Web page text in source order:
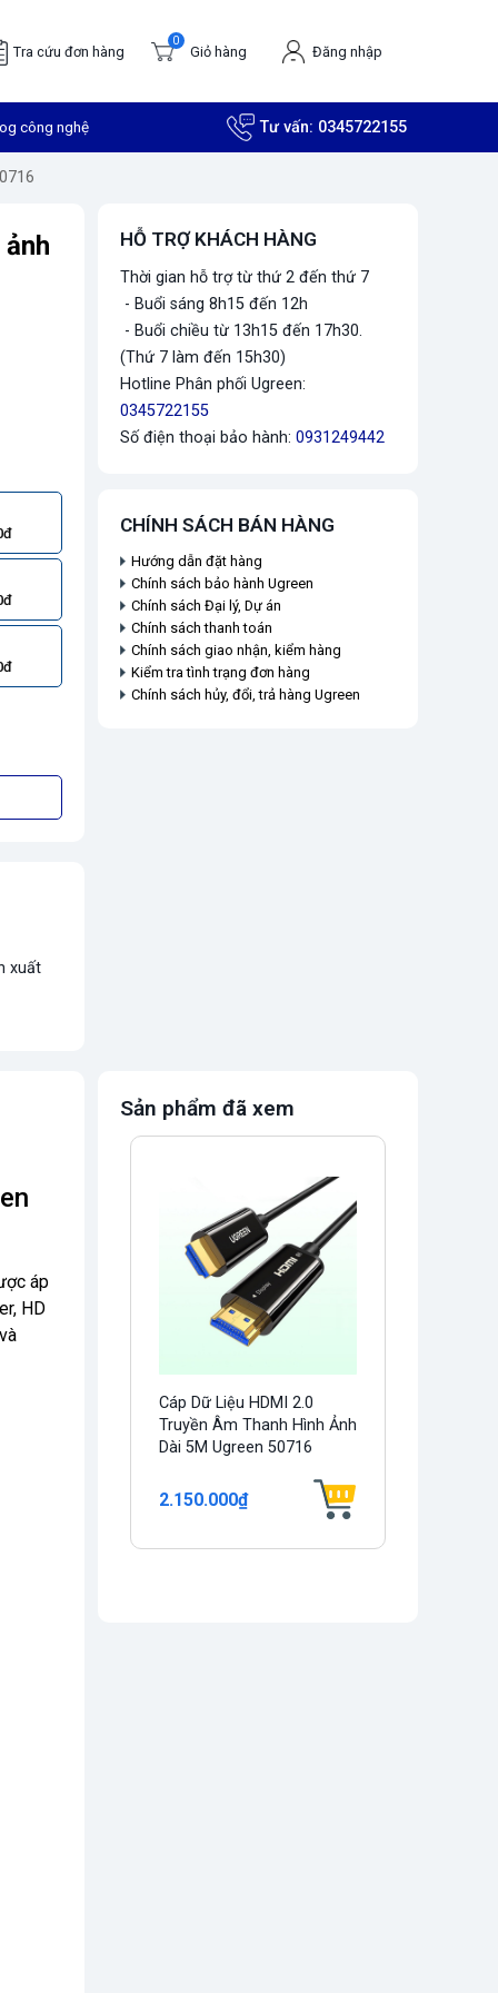
Tra cứu đơn hàng
0
Giỏ hàng Đăng nhập
công nghệ Tư vấn: 0345722155
xuất
HỖ TRỢ KHÁCH HÀNG
Thời gian hỗ trợ từ thứ 2 đến thứ 7
- Buổi sáng 8h15 đến 12h
- Buổi chiều từ 13h15 đến 17h30.
(Thứ 7 làm đến 15h30)
Hotline Phân phối Ugreen:
0345722155
Số điện thoại bảo hành: 0931249442
CHÍNH SÁCH BÁN HÀNG
Hướng dẫn đặt hàng
Chính sách bảo hành Ugreen
Chính sách Đại lý, Dự án
Chính sách thanh toán
Chính sách giao nhận, kiểm hàng
Kiểm tra tình trạng đơn hàng
Chính sách hủy, đổi, trả hàng Ugreen
áp
HD
Sản phẩm đã xem
Cáp Dữ Liệu HDMI 2.0
Truyền Âm Thanh Hình Ảnh
Dài 5M Ugreen 50716
2.150.000₫